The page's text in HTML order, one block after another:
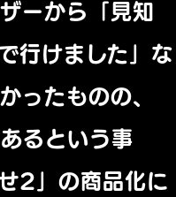
ーから「見知
行けました」な
ったものの、
るという事
2」の商品化に